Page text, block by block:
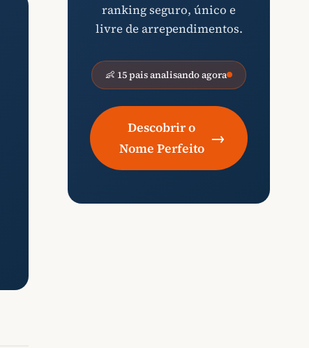
ranking seguro, único e
livre de arrependimentos.
👶 15 pais analisando agora
Descobrir o
Nome Perfeito
→